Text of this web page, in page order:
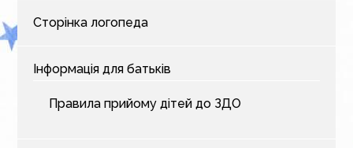
Сторінка логопеда
Інформація для батьків
Правила прийому дітей до ЗДО